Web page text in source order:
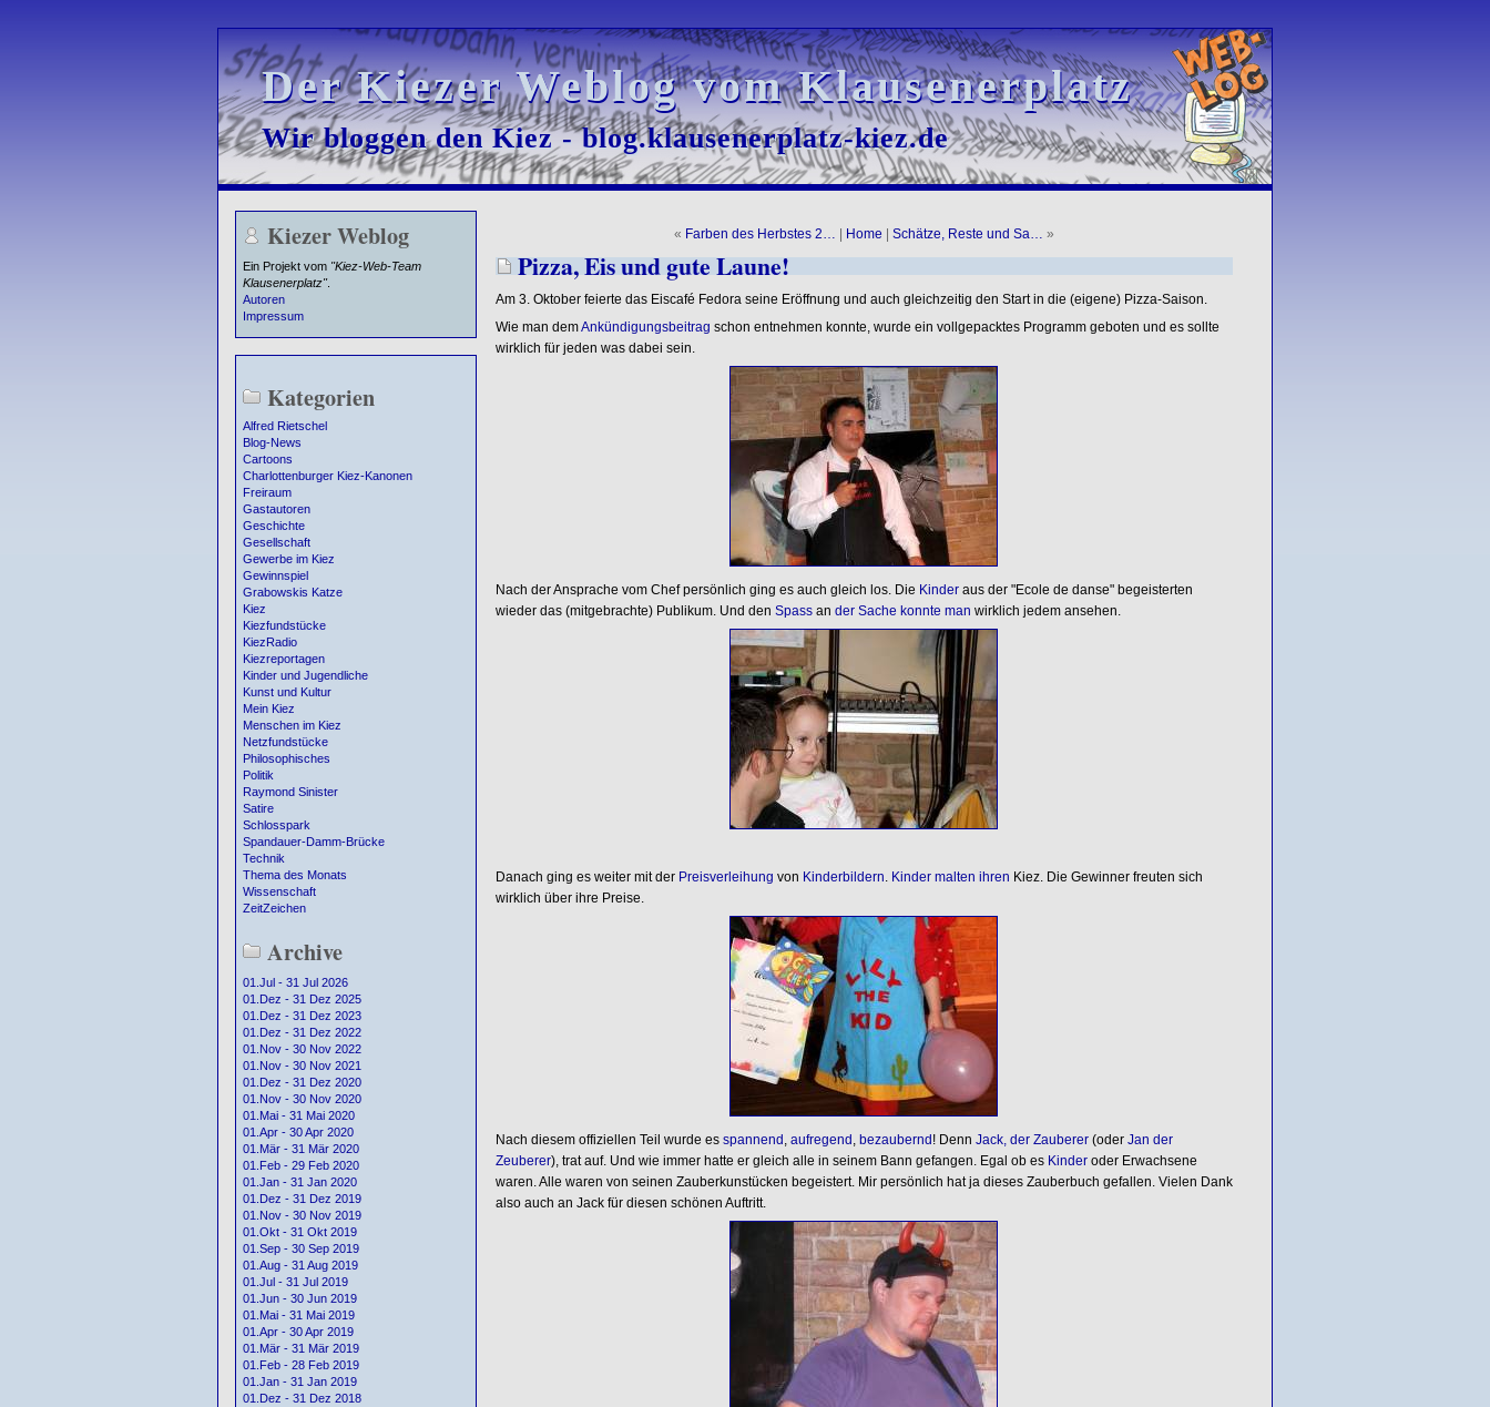
Der Kiezer Weblog vom Klausenerplatz
Der Kiezer Weblog vom Klausenerplatz
Wir bloggen den Kiez - blog.klausenerplatz-kiez.de
Wir bloggen den Kiez - blog.klausenerplatz-kiez.de
Kiezer Weblog
Ein Projekt vom "Kiez-Web-Team
Klausenerplatz".
Autoren
Impressum
Kategorien
Alfred Rietschel
Blog-News
Cartoons
Charlottenburger Kiez-Kanonen
Freiraum
Gastautoren
Geschichte
Gesellschaft
Gewerbe im Kiez
Gewinnspiel
Grabowskis Katze
Kiez
Kiezfundstücke
KiezRadio
Kiezreportagen
Kinder und Jugendliche
Kunst und Kultur
Mein Kiez
Menschen im Kiez
Netzfundstücke
Philosophisches
Politik
Raymond Sinister
Satire
Schlosspark
Spandauer-Damm-Brücke
Technik
Thema des Monats
Wissenschaft
ZeitZeichen
Archive
01.Jul - 31 Jul 2026
01.Dez - 31 Dez 2025
01.Dez - 31 Dez 2023
01.Dez - 31 Dez 2022
01.Nov - 30 Nov 2022
01.Nov - 30 Nov 2021
01.Dez - 31 Dez 2020
01.Nov - 30 Nov 2020
01.Mai - 31 Mai 2020
01.Apr - 30 Apr 2020
01.Mär - 31 Mär 2020
01.Feb - 29 Feb 2020
01.Jan - 31 Jan 2020
01.Dez - 31 Dez 2019
01.Nov - 30 Nov 2019
01.Okt - 31 Okt 2019
01.Sep - 30 Sep 2019
01.Aug - 31 Aug 2019
01.Jul - 31 Jul 2019
01.Jun - 30 Jun 2019
01.Mai - 31 Mai 2019
01.Apr - 30 Apr 2019
01.Mär - 31 Mär 2019
01.Feb - 28 Feb 2019
01.Jan - 31 Jan 2019
01.Dez - 31 Dez 2018
« Farben des Herbstes 2… Home Schätze, Reste und Sa… »
Pizza, Eis und gute Laune!
Am 3. Oktober feierte das Eiscafé Fedora seine Eröffnung und auch gleichzeitig den Start in die (eigene) Pizza-Saison.
Wie man demAnkündigungsbeitrag schon entnehmen konnte, wurde ein vollgepacktes Programm geboten und es sollte
wirklich für jeden was dabei sein.
Nach der Ansprache vom Chef persönlich ging es auch gleich los. Die Kinderaus der "Ecole de danse" begeisterten
wieder das (mitgebrachte) Publikum. Und den Spassan der Sache konnte man wirklich jedem ansehen.
Danach ging es weiter mit der Preisverleihung von Kinderbildern Kinder malten ihren Kiez. Die Gewinner freuten sich
wirklich über ihre Preise.
Nach diesem offiziellen Teil wurde es spannend aufregend bezaubernd! Denn Jack, der Zauberer(oder Jan der
Zeuberer), trat auf. Und wie immer hatte er gleich alle in seinem Bann gefangen. Egal ob es Kinderoder Erwachsene
waren. Alle waren von seinen Zauberkunstücken begeistert. Mir persönlich hat ja dieses Zauberbuch gefallen. Vielen Dank
also auch an Jack für diesen schönen Auftritt.